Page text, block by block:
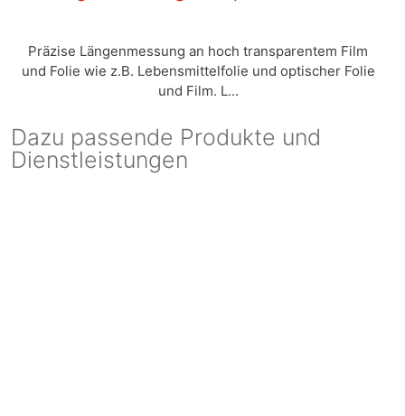
Präzise Längenmessung an hoch transparentem Film
und Folie wie z.B. Lebensmittelfolie und optischer Folie
und Film. L...
Dazu passende Produkte und
Dienstleistungen